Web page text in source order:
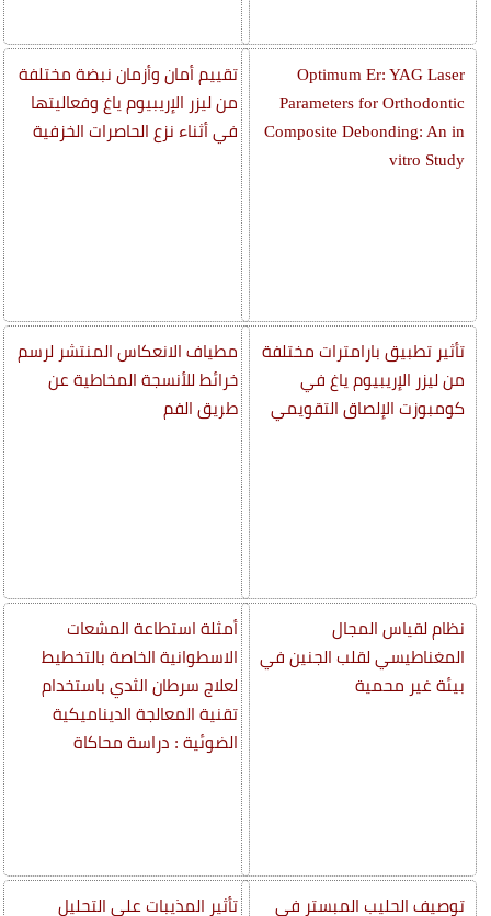
Optimum Er: YAG Laser
Parameters for Orthodontic
Composite Debonding: An in
vitro Study
تأثير تطبيق بارامترات مختلفة
من ليزر الإريبيوم ياغ في
كومبوزت الإلصاق التقويمي
نظام لقياس المجال
المغناطيسي لقلب الجنين في
بيئة غير محمية
توصيف الحليب المبستر في
تقييم أمان وأزمان نبضة مختلفة
من ليزر الإريبيوم ياغ وفعاليتها
في أثناء نزع الحاصرات الخزفية
مطياف الانعكاس المنتشر لرسم
خرائط للأنسجة المخاطية عن
طريق الفم
أمثلة استطاعة المشعات
الاسطوانية الخاصة بالتخطيط
لعلاج سرطان الثدي باستخدام
تقنية المعالجة الديناميكية
الضوئية : دراسة محاكاة
تأثير المذيبات على التحليل